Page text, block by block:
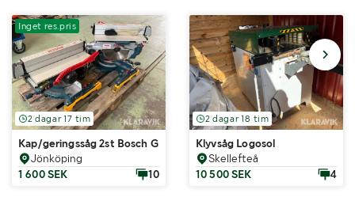
Inget res.pris
2 dagar 17 tim
Kap/geringssåg 2st Bosch GTM12
Jönköping
1 600 SEK
10
2 dagar 18 tim
Klyvsåg Logosol
Skellefteå
10 500 SEK
4